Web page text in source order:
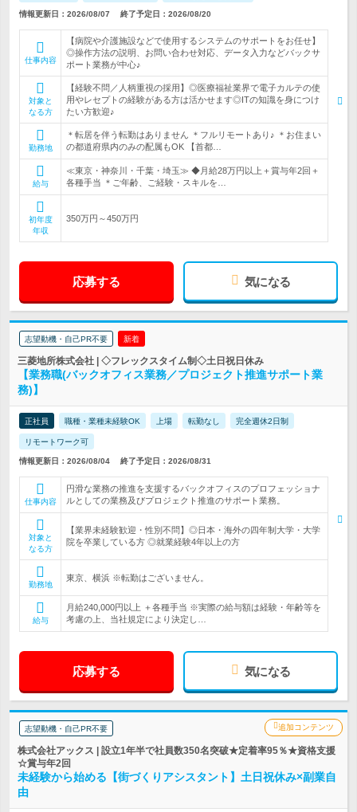
情報更新日：2026/08/07 終了予定日：2026/08/20
仕事内容
【病院や介護施設などで使用するシステムのサポートをお任せ】
◎操作方法の説明、お問い合わせ対応、データ入力などバックサ
ポート業務が中心♪
対象と
なる方
【経験不問／人柄重視の採用】◎医療福祉業界で電子カルテの使
用やレセプトの経験がある方は活かせます◎ITの知識を身につけ
たい方歓迎♪
勤務地
＊転居を伴う転勤はありません ＊フルリモートあり♪ ＊お住まい
の都道府県内のみの配属もOK 【首都…
給与
≪東京・神奈川・千葉・埼玉≫ ◆月給28万円以上＋賞与年2回＋
各種手当 ＊ご年齢、ご経験・スキルを…
初年度
年収
350万円～450万円
応募する 気になる
志望動機・自己PR不要 新着
三菱地所株式会社 | ◇フレックスタイム制◇土日祝日休み
【業務職(バックオフィス業務／プロジェクト推進サポート業
務)】
正社員 職種・業種未経験OK 上場 転勤なし 完全週休2日制
リモートワーク可
情報更新日：2026/08/04 終了予定日：2026/08/31
仕事内容
円滑な業務の推進を支援するバックオフィスのプロフェッショナ
ルとしての業務及びプロジェクト推進のサポート業務。
対象と
なる方
【業界未経験歓迎・性別不問】◎日本・海外の四年制大学・大学
院を卒業している方 ◎就業経験4年以上の方
勤務地
東京、横浜 ※転勤はございません。
給与
月給240,000円以上 ＋各種手当 ※実際の給与額は経験・年齢等を
考慮の上、当社規定により決定し…
応募する 気になる
志望動機・自己PR不要 追加コンテンツ
株式会社アックス | 設立1年半で社員数350名突破★定着率95％★資格支援
☆賞与年2回
未経験から始める【街づくりアシスタント】土日祝休み×副業自
由